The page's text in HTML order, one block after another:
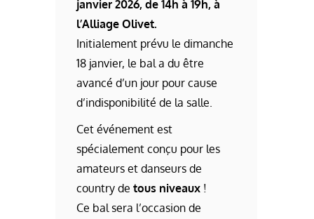
janvier 2026, de 14h à 19h, à
l’Alliage Olivet.
Initialement prévu le dimanche
18 janvier, le bal a du être
avancé d’un jour pour cause
d’indisponibilité de la salle.
Cet événement est
spécialement conçu pour les
amateurs et danseurs de
country de tous niveaux !
Ce bal sera l’occasion de